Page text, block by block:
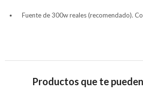
Fuente de 300w reales (recomendado).
Productos que te